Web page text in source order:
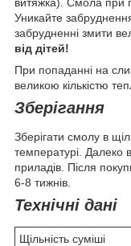
Уникайте
забрудненні змити
від дітей!
При попаданні на
великою кількістю
Зберігання
Зберігати смолу в
температурі. Далеко
приладів. Після
6-8 тижнів.
Технічні дані
Щільність суміші